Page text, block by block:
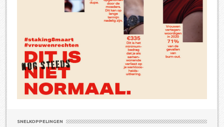
SNELKOPPELINGEN